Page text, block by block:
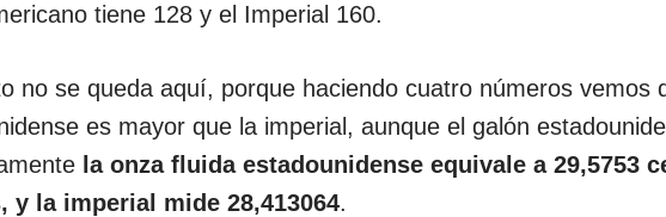
tiene 128 y el Imperial 160.
no se queda aquí, porque haciendo cuatro números vemos
es mayor que la imperial, aunque el galón
la onza fluida estadounidense equivale a 29,5753
y la imperial mide 28,413064.